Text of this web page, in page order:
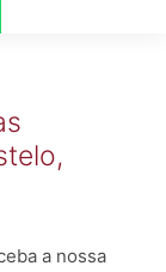
a nossa